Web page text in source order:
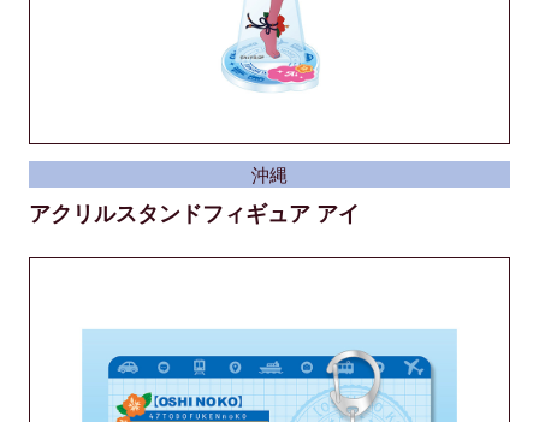
アクリルスタンドフィギュア アイ
沖縄